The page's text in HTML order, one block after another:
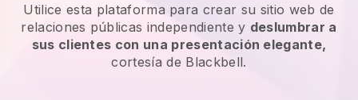
Utilice esta plataforma para crear su sitio web de
relaciones públicas independiente y deslumbrar a
sus clientes con una presentación elegante,
cortesía de Blackbell.